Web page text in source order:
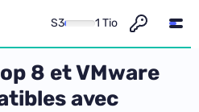
S3 1 Tio
8 et VMware
avec